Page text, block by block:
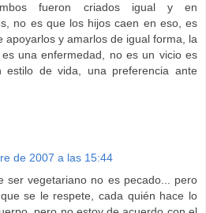
fueron criados igual y en
no es que los hijos caen en eso, es
apoyarlos y amarlos de igual forma, la
una enfermedad, no es un vicio es
estilo de vida, una preferencia ante
de 2007 a las 15:44
ser vegetariano no es pecado... pero
se le respete, cada quién hace lo